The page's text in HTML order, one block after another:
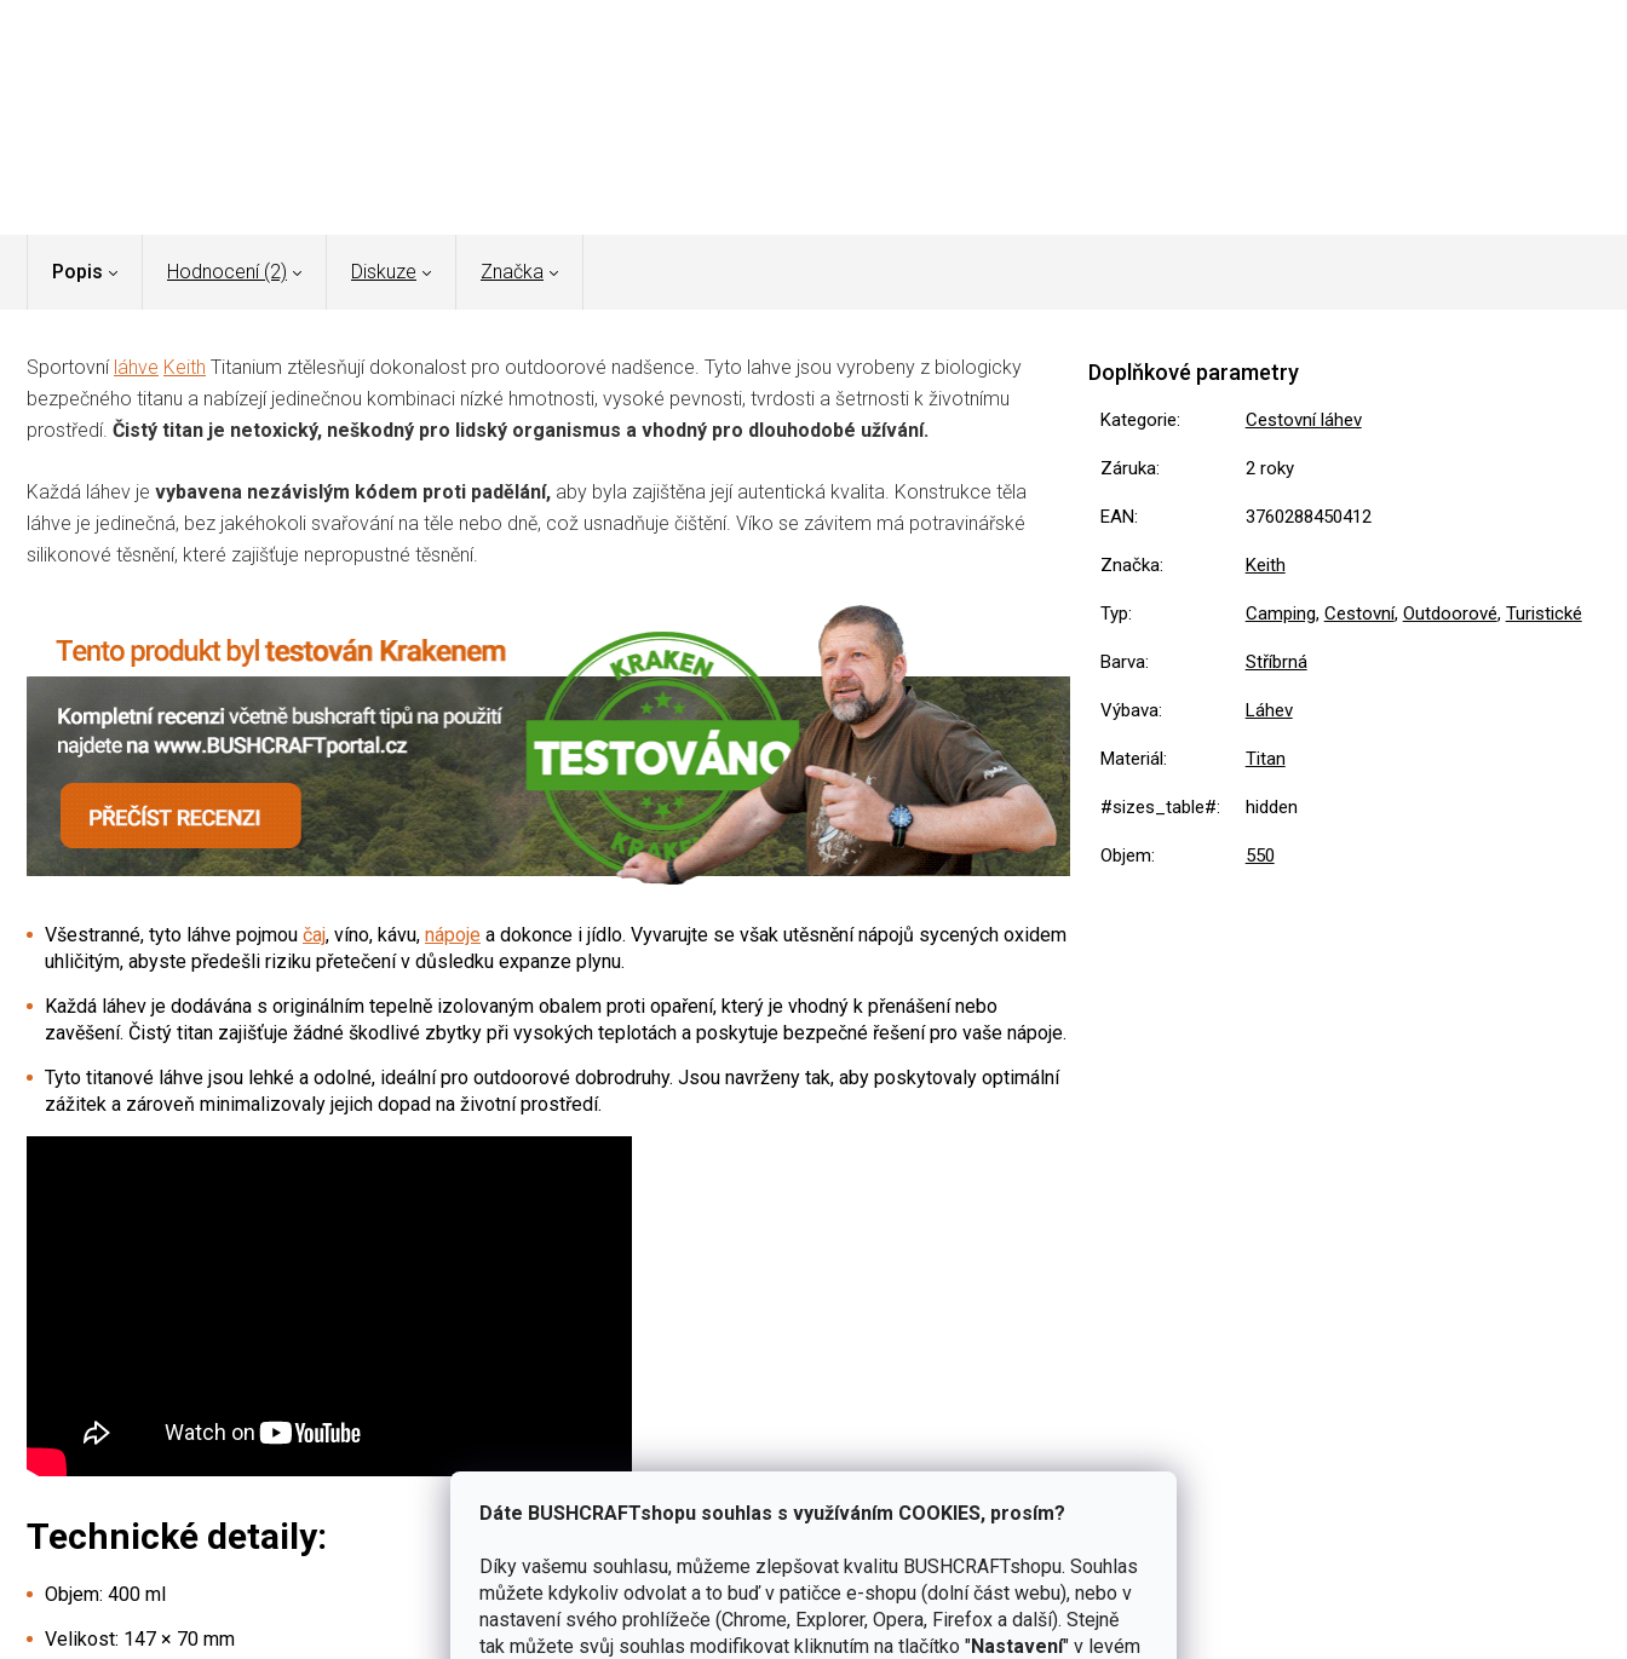
Dáte BUSHCRAFTshopu souhlas s využíváním COOKIES, prosím?
Díky vašemu souhlasu, můžeme zlepšovat kvalitu BUSHCRAFTshopu. Souhlas
můžete kdykoliv odvolat a to buď v patičce e-shopu (dolní část webu), nebo v
nastavení svého prohlížeče (Chrome, Explorer, Opera, Firefox a další). Stejně
tak můžete svůj souhlas modifikovat kliknutím na tlačítko "Nastavení" v levém
Popis Hodnocení (2) Diskuze Značka
Sportovní láhve Keith Titanium ztělesňují dokonalost pro outdoorové nadšence. Tyto lahve jsou vyrobeny z biologicky
bezpečného titanu a nabízejí jedinečnou kombinaci nízké hmotnosti, vysoké pevnosti, tvrdosti a šetrnosti k životnímu
prostředí. Čistý titan je netoxický, neškodný pro lidský organismus a vhodný pro dlouhodobé užívání.
Každá láhev je vybavena nezávislým kódem proti padělání, aby byla zajištěna její autentická kvalita. Konstrukce těla
láhve je jedinečná, bez jakéhokoli svařování na těle nebo dně, což usnadňuje čištění. Víko se závitem má potravinářské
silikonové těsnění, které zajišťuje nepropustné těsnění.
Všestranné, tyto láhve pojmou čaj, víno, kávu, nápoje a dokonce i jídlo. Vyvarujte se však utěsnění nápojů sycených oxidem
uhličitým, abyste předešli riziku přetečení v důsledku expanze plynu.
Každá láhev je dodávána s originálním tepelně izolovaným obalem proti opaření, který je vhodný k přenášení nebo
zavěšení. Čistý titan zajišťuje žádné škodlivé zbytky při vysokých teplotách a poskytuje bezpečné řešení pro vaše nápoje.
Tyto titanové láhve jsou lehké a odolné, ideální pro outdoorové dobrodruhy. Jsou navrženy tak, aby poskytovaly optimální
zážitek a zároveň minimalizovaly jejich dopad na životní prostředí.
Technické detaily:
Objem: 400 ml
Velikost: 147 × 70 mm
Doplňkové parametry
Kategorie: Cestovní láhev
Záruka: 2 roky
EAN: 3760288450412
Značka: Keith
Typ: Camping, Cestovní, Outdoorové, Turistické
Barva: Stříbrná
Výbava: Láhev
Materiál: Titan
#sizes_table#: hidden
Objem: 550